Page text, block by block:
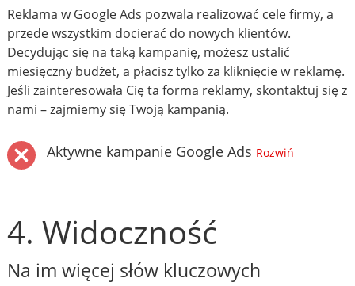
Reklama w Google Ads pozwala realizować cele firmy, a
przede wszystkim docierać do nowych klientów.
Decydując się na taką kampanię, możesz ustalić
miesięczny budżet, a płacisz tylko za kliknięcie w reklamę.
Jeśli zainteresowała Cię ta forma reklamy, skontaktuj się z
nami – zajmiemy się Twoją kampanią.
Aktywne kampanie Google Ads Rozwiń
4. Widoczność
Na im więcej słów kluczowych